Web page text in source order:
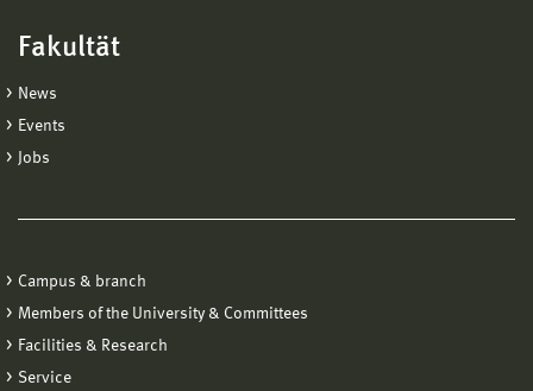
Fakultät
News
Events
Jobs
Campus & branch
Members of the University & Committees
Facilities & Research
Service